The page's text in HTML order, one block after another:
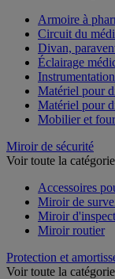
Armoire à
Circuit du
Divan,
Éclairage
Matériel pour
Matériel pour
Mobilier et
Miroir de sécurité
Voir toute la catégorie
Accessoires
Miroir de
Miroir
Miroir routier
Protection et
Voir toute la catégorie